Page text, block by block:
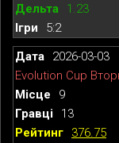
1.23
5:2
2026-03-03
Evolution Cup
9
13
376.75